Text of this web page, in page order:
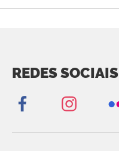
REDES SOCIAIS